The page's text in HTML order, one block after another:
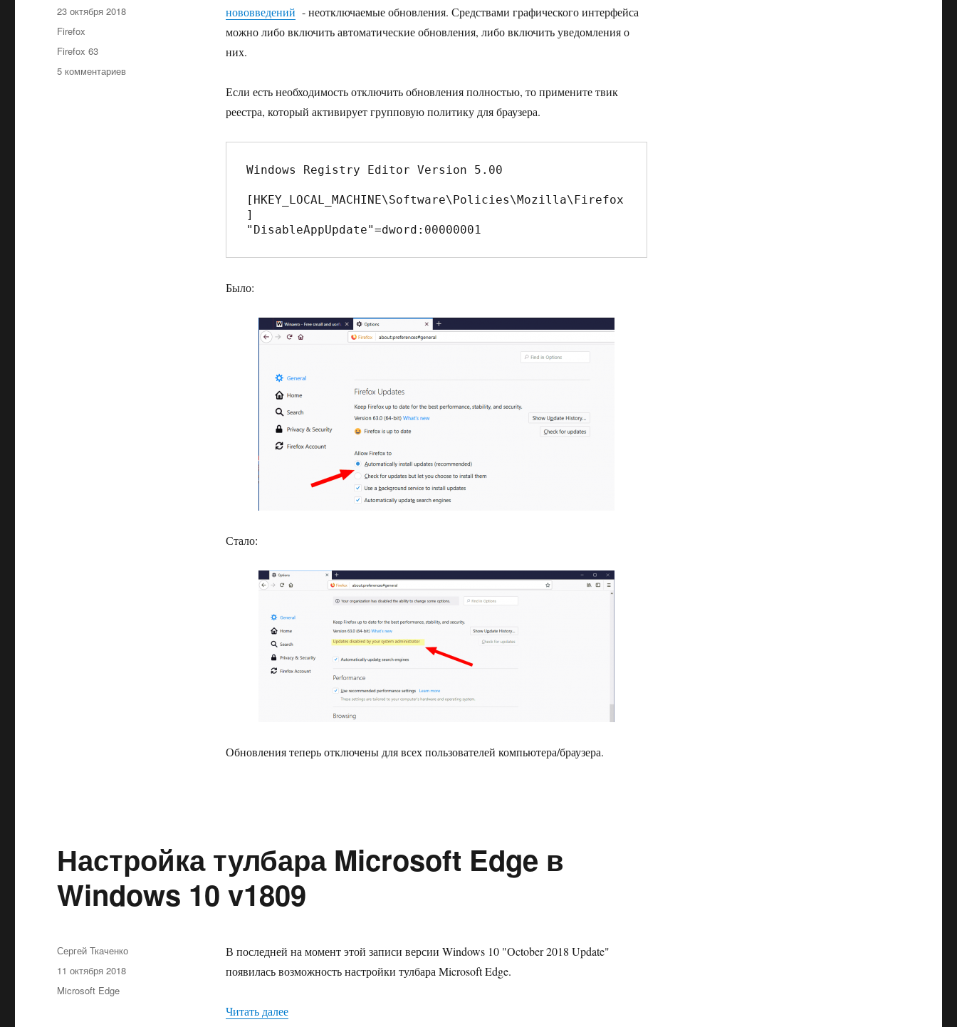
нововведений - неотключаемые обновления. Средствами графического интерфейса
можно либо включить автоматические обновления, либо включить уведомления о
них.
Если есть необходимость отключить обновления полностью, то примените твик
реестра, который активирует групповую политику для браузера.
Windows Registry Editor Version 5.00
[HKEY_LOCAL_MACHINE\Software\Policies\Mozilla\Firefox
]
"DisableAppUpdate"=dword:00000001
Было:
Стало:
Обновления теперь отключены для всех пользователей компьютера/браузера.
Опубликовано
23 октября 2018
Рубрики
Firefox
Метки
Firefox 63
5 комментариевк
Настройка тулбара Microsoft Edge в
Windows 10 v1809
В последней на момент этой записи версии Windows 10 "October 2018 Update"
появилась возможность настройки тулбара Microsoft Edge.
Читать далее«Настройка тулбара Microsoft Edge в Windows 10 v1809»
Автор
Сергей Ткаченко
Опубликовано
11 октября 2018
Рубрики
Microsoft Edge